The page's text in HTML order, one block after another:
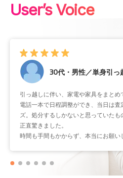
User’s Voice
30代・男性／単身引っ
引っ越しに伴い、家電や家具をまとめ
電話一本で日程調整ができ、当日は
ズ。処分するしかないと思っていたも
正直驚きました。
時間も手間もかからず、本当にお願い